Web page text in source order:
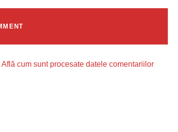
Află cum sunt procesate datele comentariilor